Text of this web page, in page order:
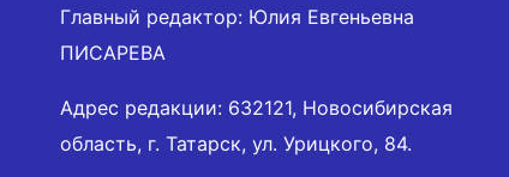
Главный редактор: Юлия Евгеньевна
ПИСАРЕВА
Адрес редакции: 632121, Новосибирская
область, г. Татарск, ул. Урицкого, 84.